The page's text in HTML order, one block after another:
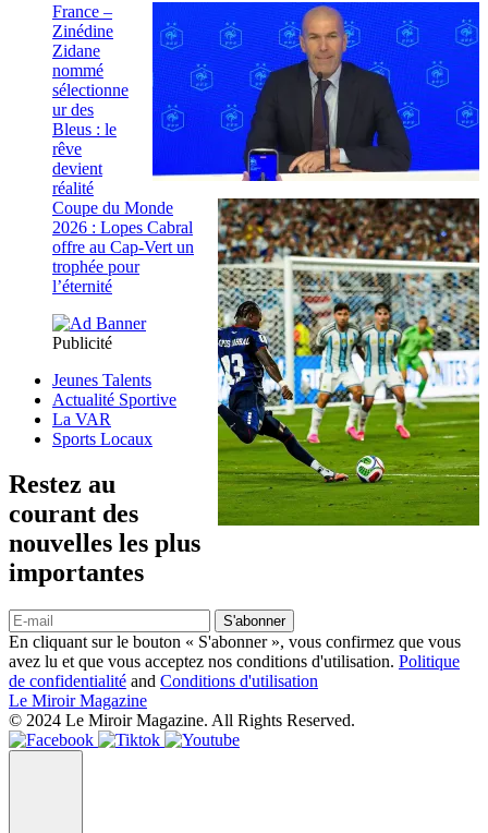
France –
Zinédine
Zidane
nommé
sélectionne
ur des
Bleus : le
rêve
devient
réalité
Coupe du Monde
2026 : Lopes Cabral
offre au Cap-Vert un
trophée pour
l’éternité
Publicité
Jeunes Talents
Actualité Sportive
La VAR
Sports Locaux
Restez au
courant des
nouvelles les plus
importantes
S'abonner
En cliquant sur le bouton « S'abonner », vous confirmez que vous
avez lu et que vous acceptez nos conditions d'utilisation. Politique
de confidentialité and Conditions d'utilisation
Le Miroir Magazine
© 2024 Le Miroir Magazine. All Rights Reserved.